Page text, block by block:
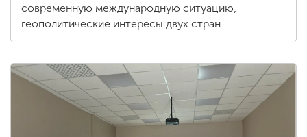
современную международную ситуацию,
геополитические интересы двух стран